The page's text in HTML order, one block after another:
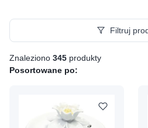
Filtruj
Znaleziono 345 produkty
Posortowane po: